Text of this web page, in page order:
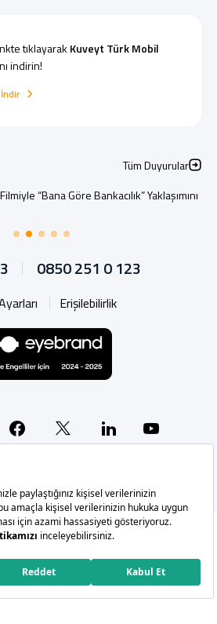
tıklayarak Kuveyt Türk Mobil
indirin!
Tüm Duyurular
“Bana Göre Bankacılık” Yaklaşımını
0850 251 0 123
Erişilebilirlik
Facebook Linkedin